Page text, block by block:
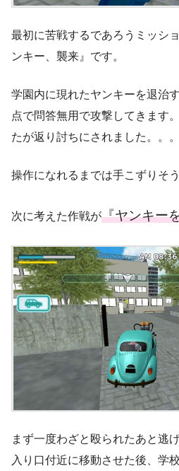
最初に苦戦するであろうミッシ
ンキー、襲来』です。
学園内に現れたヤンキーを退治
点で問答無用で攻撃してきます
たが返り討ちにされました。。。
操作になれるまでは手こずりそ
次に考えた作戦が『ヤンキー
まず一度わざと殴られたあと逃
入り口付近に移動させた後、学